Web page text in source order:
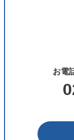
お電